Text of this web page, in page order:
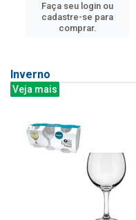
Faça seu login ou
cadastre-se para
comprar.
Inverno
Veja mais